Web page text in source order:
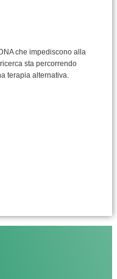
che impediscono alla
sta percorrendo
terapia alternativa.